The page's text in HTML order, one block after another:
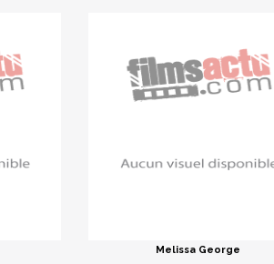
Melissa George